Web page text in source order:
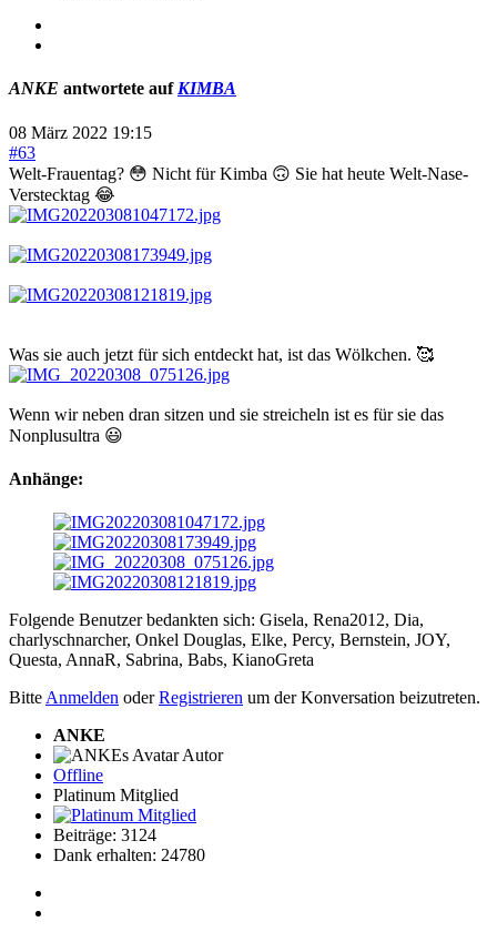
ANKE antwortete auf KIMBA
08 März 2022 19:15
#63
Welt-Frauentag? 😳 Nicht für Kimba 🙃 Sie hat heute Welt-Nase-
Verstecktag 😂
Was sie auch jetzt für sich entdeckt hat, ist das Wölkchen. 🥰
Wenn wir neben dran sitzen und sie streicheln ist es für sie das
Nonplusultra 😃
Anhänge:
Folgende Benutzer bedankten sich: Gisela, Rena2012, Dia,
charlyschnarcher, Onkel Douglas, Elke, Percy, Bernstein, JOY,
Questa, AnnaR, Sabrina, Babs, KianoGreta
Bitte Anmelden oderRegistrieren um der Konversation beizutreten.
ANKE
Autor
Offline
Platinum Mitglied
Beiträge: 3124
Dank erhalten: 24780